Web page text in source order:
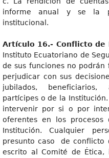
informe anual y se la
institucional.
Artículo 16.- Conflicto de
Instituto Ecuatoriano de
de sus funciones no
perjudicar con sus
jubilados, beneficiarios,
partícipes o de la
intervenir por si o por
oferentes en los
Institución. Cualquier
presunto caso de conflicto
escrito al Comité de Ética,